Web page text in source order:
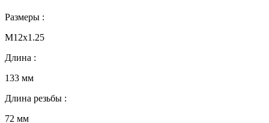
Размеры :
М12х1.25
Длина :
133 мм
Длина резьбы :
72 мм